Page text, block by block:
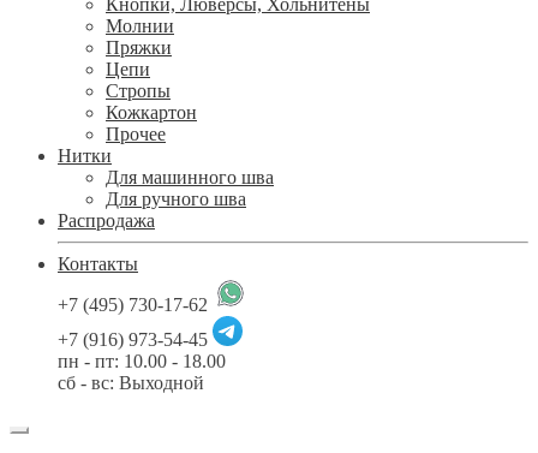
Кнопки, Люверсы, Хольнитены
Молнии
Пряжки
Цепи
Стропы
Кожкартон
Прочее
Нитки
Для машинного шва
Для ручного шва
Распродажа
Контакты
+7 (495) 730-17-62
+7 (916) 973-54-45
пн - пт: 10.00 - 18.00
сб - вс: Выходной